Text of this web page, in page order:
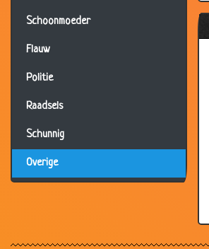
Schoonmoeder
Flauw
Politie
Raadsels
Schunnig
Overige